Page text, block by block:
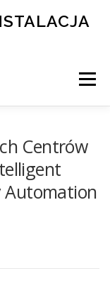
Menu
Centrów
Automation